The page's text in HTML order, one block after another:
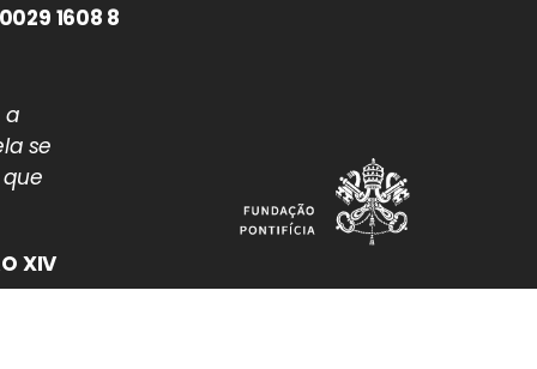
1608 8
a
se
XIV